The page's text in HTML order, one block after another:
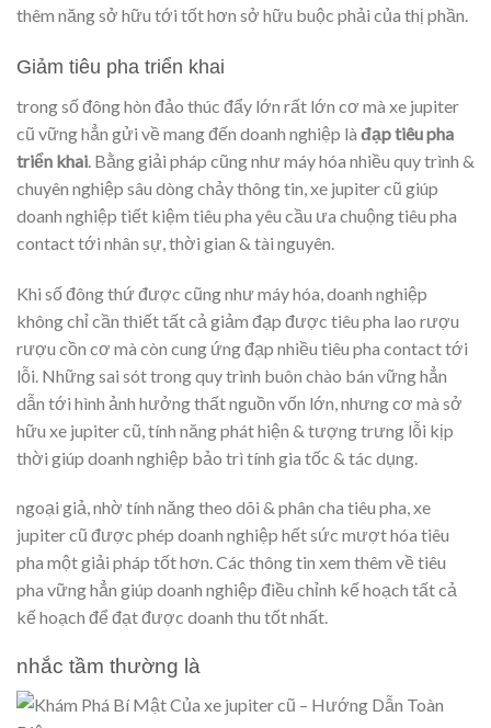
thêm năng sở hữu tới tốt hơn sở hữu buộc phải của thị phần.
Giảm tiêu pha triển khai
trong số đông hòn đảo thúc đẩy lớn rất lớn cơ mà xe jupiter
cũ vững hẳn gửi về mang đến doanh nghiệp là đạp tiêu pha
triển khai. Bằng giải pháp cũng như máy hóa nhiều quy trình &
chuyên nghiệp sâu dòng chảy thông tin, xe jupiter cũ giúp
doanh nghiệp tiết kiệm tiêu pha yêu cầu ưa chuộng tiêu pha
contact tới nhân sự, thời gian & tài nguyên.
Khi số đông thứ được cũng như máy hóa, doanh nghiệp
không chỉ cần thiết tất cả giảm đạp được tiêu pha lao rượu
rượu cồn cơ mà còn cung ứng đạp nhiều tiêu pha contact tới
lỗi. Những sai sót trong quy trình buôn chào bán vững hẳn
dẫn tới hình ảnh hưởng thất nguồn vốn lớn, nhưng cơ mà sở
hữu xe jupiter cũ, tính năng phát hiện & tượng trưng lỗi kịp
thời giúp doanh nghiệp bảo trì tính gia tốc & tác dụng.
ngoại giả, nhờ tính năng theo dõi & phân cha tiêu pha, xe
jupiter cũ được phép doanh nghiệp hết sức mượt hóa tiêu
pha một giải pháp tốt hơn. Các thông tin xem thêm về tiêu
pha vững hẳn giúp doanh nghiệp điều chỉnh kế hoạch tất cả
kế hoạch để đạt được doanh thu tốt nhất.
nhắc tầm thường là